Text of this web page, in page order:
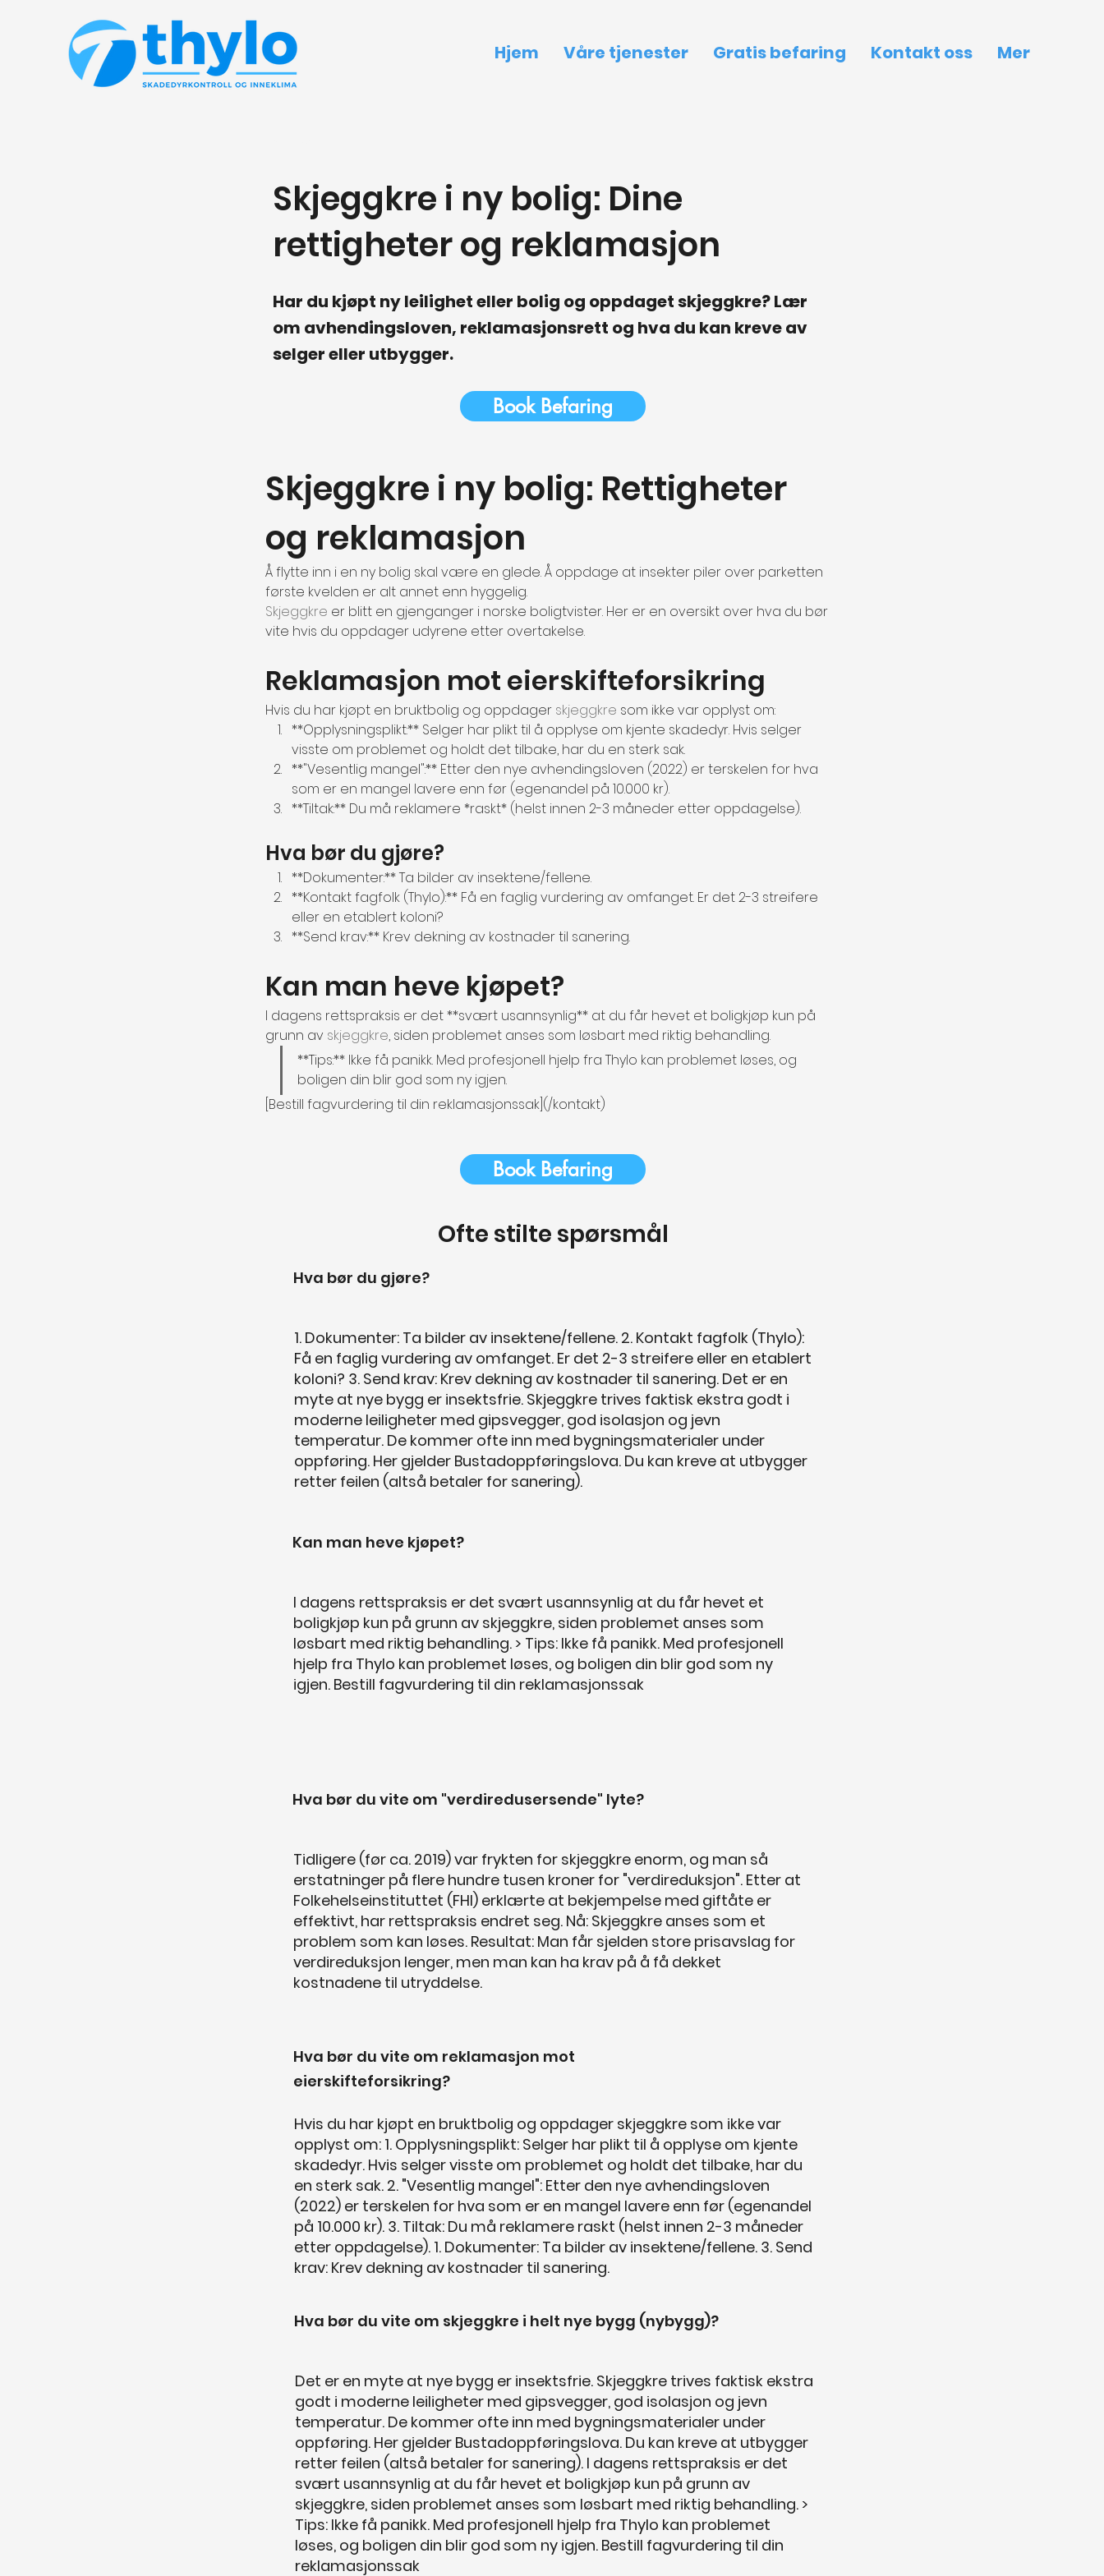
Hjem Våre tjenester Gratis befaring Kontakt oss Mer
Skjeggkre i ny bolig: Dine
rettigheter og reklamasjon
Har du kjøpt ny leilighet eller bolig og oppdaget skjeggkre? Lær
om avhendingsloven, reklamasjonsrett og hva du kan kreve av
selger eller utbygger.
Book Befaring
Skjeggkre i ny bolig: Rettigheter
og reklamasjon
Å flytte inn i en ny bolig skal være en glede. Å oppdage at insekter piler over parketten
første kvelden er alt annet enn hyggelig.
Skjeggkre er blitt en gjenganger i norske boligtvister. Her er en oversikt over hva du bør
vite hvis du oppdager udyrene etter overtakelse.
Reklamasjon mot eierskifteforsikring
Hvis du har kjøpt en bruktbolig og oppdager skjeggkre som ikke var opplyst om:
**Opplysningsplikt:** Selger har plikt til å opplyse om kjente skadedyr. Hvis selger
visste om problemet og holdt det tilbake, har du en sterk sak.
**"Vesentlig mangel":** Etter den nye avhendingsloven (2022) er terskelen for hva
som er en mangel lavere enn før (egenandel på 10.000 kr).
**Tiltak:** Du må reklamere *raskt* (helst innen 2-3 måneder etter oppdagelse).
Hva bør du gjøre?
**Dokumenter:** Ta bilder av insektene/fellene.
**Kontakt fagfolk (Thylo):** Få en faglig vurdering av omfanget. Er det 2-3 streifere
eller en etablert koloni?
**Send krav:** Krev dekning av kostnader til sanering.
Kan man heve kjøpet?
I dagens rettspraksis er det **svært usannsynlig** at du får hevet et boligkjøp kun på
grunn av skjeggkre, siden problemet anses som løsbart med riktig behandling.
**Tips:** Ikke få panikk. Med profesjonell hjelp fra Thylo kan problemet løses, og
boligen din blir god som ny igjen.
[Bestill fagvurdering til din reklamasjonssak](/kontakt)
Book Befaring
Ofte stilte spørsmål
Hva bør du gjøre?
1. Dokumenter: Ta bilder av insektene/fellene. 2. Kontakt fagfolk (Thylo):
Få en faglig vurdering av omfanget. Er det 2-3 streifere eller en etablert
koloni? 3. Send krav: Krev dekning av kostnader til sanering. Det er en
myte at nye bygg er insektsfrie. Skjeggkre trives faktisk ekstra godt i
moderne leiligheter med gipsvegger, god isolasjon og jevn
temperatur. De kommer ofte inn med bygningsmaterialer under
oppføring. Her gjelder Bustadoppføringslova. Du kan kreve at utbygger
retter feilen (altså betaler for sanering).
Kan man heve kjøpet?
I dagens rettspraksis er det svært usannsynlig at du får hevet et
boligkjøp kun på grunn av skjeggkre, siden problemet anses som
løsbart med riktig behandling. > Tips: Ikke få panikk. Med profesjonell
hjelp fra Thylo kan problemet løses, og boligen din blir god som ny
igjen. Bestill fagvurdering til din reklamasjonssak
Hva bør du vite om "verdiredusersende" lyte?
Tidligere (før ca. 2019) var frykten for skjeggkre enorm, og man så
erstatninger på flere hundre tusen kroner for "verdireduksjon". Etter at
Folkehelseinstituttet (FHI) erklærte at bekjempelse med giftåte er
effektivt, har rettspraksis endret seg. Nå: Skjeggkre anses som et
problem som kan løses. Resultat: Man får sjelden store prisavslag for
verdireduksjon lenger, men man kan ha krav på å få dekket
kostnadene til utryddelse.
Hva bør du vite om reklamasjon mot
eierskifteforsikring?
Hvis du har kjøpt en bruktbolig og oppdager skjeggkre som ikke var
opplyst om: 1. Opplysningsplikt: Selger har plikt til å opplyse om kjente
skadedyr. Hvis selger visste om problemet og holdt det tilbake, har du
en sterk sak. 2. "Vesentlig mangel": Etter den nye avhendingsloven
(2022) er terskelen for hva som er en mangel lavere enn før (egenandel
på 10.000 kr). 3. Tiltak: Du må reklamere raskt (helst innen 2-3 måneder
etter oppdagelse). 1. Dokumenter: Ta bilder av insektene/fellene. 3. Send
krav: Krev dekning av kostnader til sanering.
Hva bør du vite om skjeggkre i helt nye bygg (nybygg)?
Det er en myte at nye bygg er insektsfrie. Skjeggkre trives faktisk ekstra
godt i moderne leiligheter med gipsvegger, god isolasjon og jevn
temperatur. De kommer ofte inn med bygningsmaterialer under
oppføring. Her gjelder Bustadoppføringslova. Du kan kreve at utbygger
retter feilen (altså betaler for sanering). I dagens rettspraksis er det
svært usannsynlig at du får hevet et boligkjøp kun på grunn av
skjeggkre, siden problemet anses som løsbart med riktig behandling. >
Tips: Ikke få panikk. Med profesjonell hjelp fra Thylo kan problemet
løses, og boligen din blir god som ny igjen. Bestill fagvurdering til din
reklamasjonssak